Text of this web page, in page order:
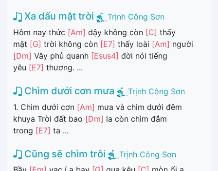
Xa dấu mặt trời
Trịnh Công Sơn
Hôm nay thức [Am] dậy không còn [C] thấy
mặt [G] trời không còn [E7] thấy loài [Am] người
[Dm] Vây phủ quanh [Esus4] đời nói tiếng
yêu [E7] thương. ...
Chìm dưới cơn mưa
Trịnh Công Sơn
1. Chìm dưới cơn [Am] mưa và chìm dưới đêm
khuya Trời đất bao [Dm] la còn chìm đắm
trong [E7] ta ...
Cũng sẽ chìm trôi
Trịnh Công Sơn